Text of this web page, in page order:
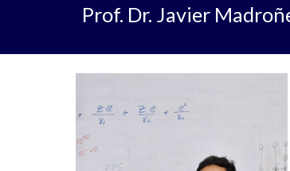
Prof. Dr. Javier